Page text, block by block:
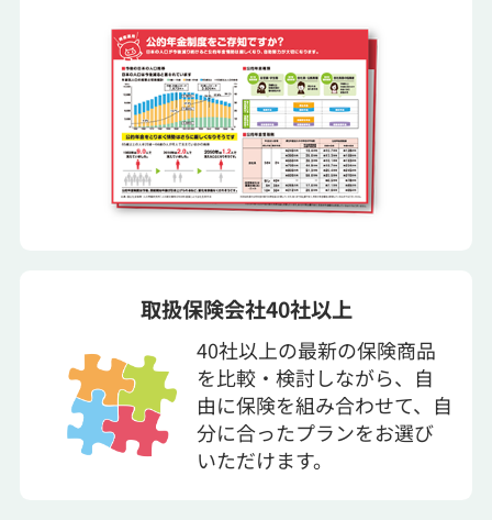
40社以上の最新の保険商品
を比較・検討しながら、自
由に保険を組み合わせて、自
分に合ったプランをお選び
いただけます。
取扱保険会社40社以上